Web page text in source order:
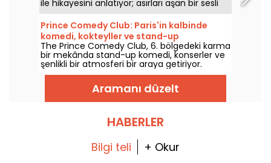
ile hikayesini anlatıyor; asırları aşan bir sesli
ve ışık gösterisiyle bu ortaçağ kalesini
keşfetmeye davet ediyor. Biz de keşfe çıktık;
işte size nelerin sizi beklediğine dair bir kesit.
Prince Comedy Club: Paris'in kalbinde
komedi, kokteyller ve stand-up
The Prince Comedy Club, 6. bölgedeki karma
bir mekânda stand-up komedi, konserler ve
şenlikli bir atmosferi bir araya getiriyor.
Kahkaha ve iyi mizah dolu akşamlar için
Aramanı düzelt
HABERLER
Bilgi teli + Okur